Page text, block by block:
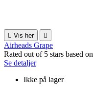
 Vis her 
Airheads Grape
Rated out of 5 stars based on
Se detaljer
Ikke på lager